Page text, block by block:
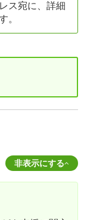
ス宛に、詳細
。
非表示にする